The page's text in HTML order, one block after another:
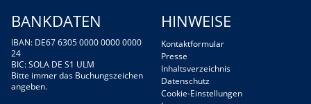
BANKDATEN
IBAN: DE67 6305 0000 0000 0000
24
BIC: SOLA DE S1 ULM
Bitte immer das Buchungszeichen
angeben.
HINWEISE
Kontaktformular
Presse
Inhaltsverzeichnis
Datenschutz
Cookie-Einstellungen